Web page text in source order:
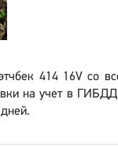
414 16V со
на учет в